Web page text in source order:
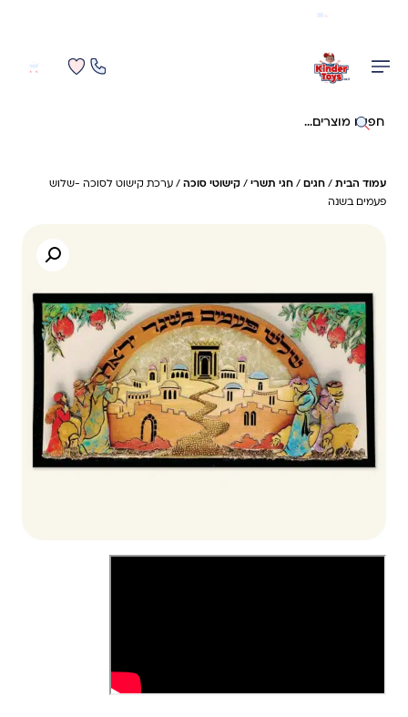
חיפוש באתר
עמוד הבית / חגים / חגי תשרי / קישוטי סוכה / ערכת קישוט לסוכה -שלוש
פעמים בשנה